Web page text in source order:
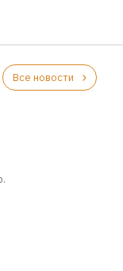
Все новости